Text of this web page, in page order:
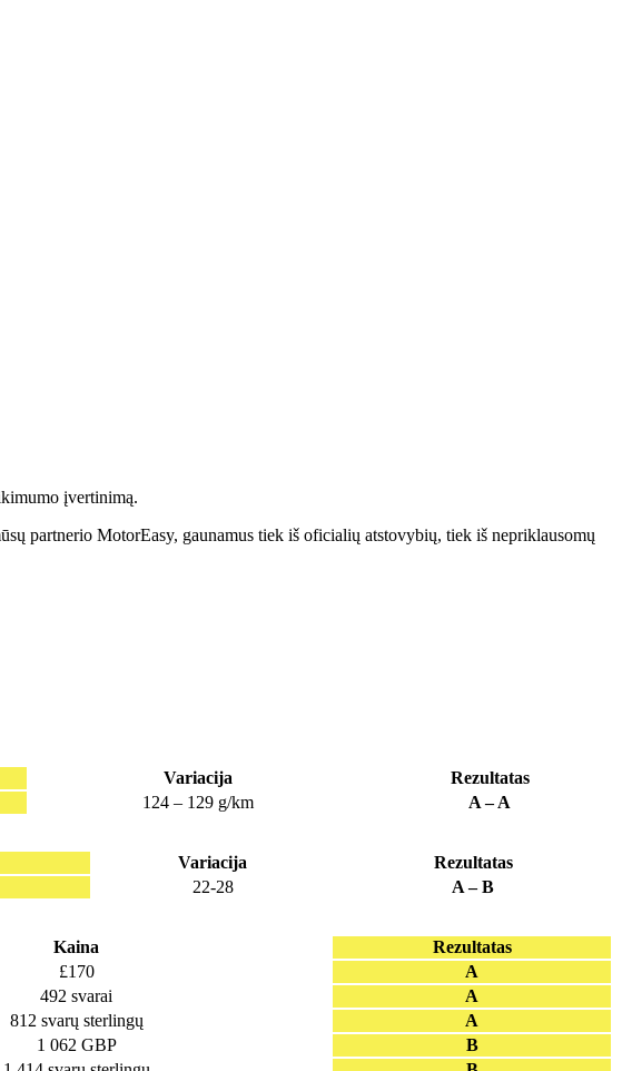
įvertinimą.
partnerio MotorEasy, gaunamus tiek iš oficialių atstovybių, tiek iš nepriklausomų
Variacija
Rezultatas
124 – 129 g/km A – A
Variacija
Rezultatas
22-28 A – B
Kaina
Rezultatas
£170
A
492 svarai
A
812 svarų sterlingų
A
1 062 GBP
B